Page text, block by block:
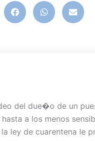
del due�o de un
a los menos
ley de cuarentena le